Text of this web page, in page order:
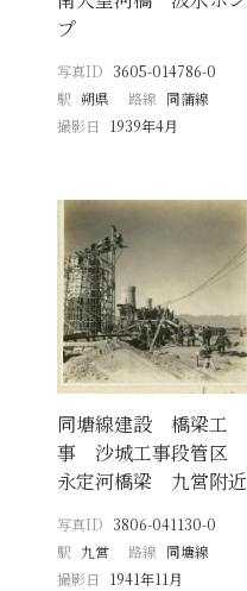
プ
写真ID 3605-014786-0
駅 朔県 路線 同蒲線
撮影日
1939年4月
同塘線建設 橋梁工
事 沙城工事段管区
永定河橋梁 九営附近
写真ID 3806-041130-0
駅 九営 路線 同塘線
撮影日
1941年11月